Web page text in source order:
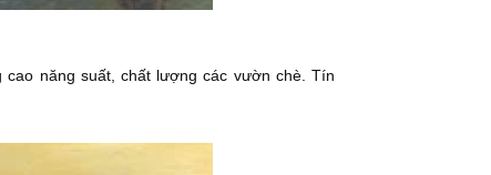
năng suất, chất lượng các vườn chè. Tín